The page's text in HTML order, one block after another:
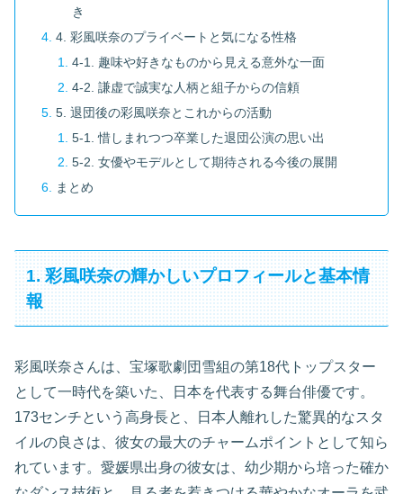
き
4. 彩風咲奈のプライベートと気になる性格
4-1. 趣味や好きなものから見える意外な一面
4-2. 謙虚で誠実な人柄と組子からの信頼
5. 退団後の彩風咲奈とこれからの活動
5-1. 惜しまれつつ卒業した退団公演の思い出
5-2. 女優やモデルとして期待される今後の展開
まとめ
1. 彩風咲奈の輝かしいプロフィールと基本情
報
彩風咲奈さんは、宝塚歌劇団雪組の第18代トップスター
として一時代を築いた、日本を代表する舞台俳優です。
173センチという高身長と、日本人離れした驚異的なスタ
イルの良さは、彼女の最大のチャームポイントとして知ら
れています。愛媛県出身の彼女は、幼少期から培った確か